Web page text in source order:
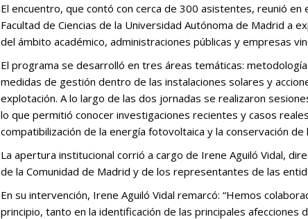
El encuentro, que contó con cerca de 300 asistentes, reunió en
Facultad de Ciencias de la Universidad Autónoma de Madrid a
del ámbito académico, administraciones públicas y empresas
El programa se desarrolló en tres áreas temáticas:
medidas de gestión dentro de las instalaciones solares y
explotación. A lo largo de las dos jornadas se realizaron
lo que permitió conocer investigaciones recientes y casos
compatibilización de la energía fotovoltaica y la conservación de
La apertura institucional corrió a cargo de Irene Aguiló Vidal,
de la Comunidad de Madrid y de los representantes de las
En su intervención, Irene Aguiló Vidal remarcó: “Hemos
principio, tanto en la identificación de las principales